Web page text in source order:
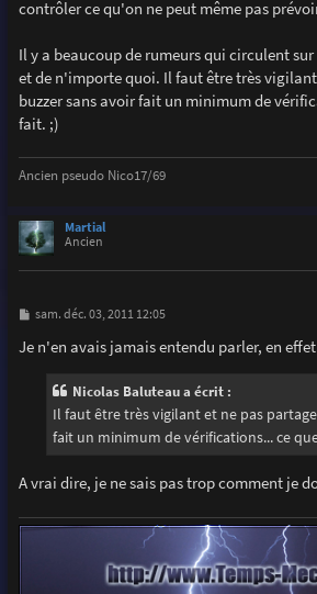
contrôler ce qu'on ne peut même pas
Il y a beaucoup de rumeurs qui circulent
et de n'importe quoi. Il faut être très
buzzer sans avoir fait un minimum de
fait. ;)
Ancien pseudo Nico17/69
Martial
Ancien
M
s
s
sam. déc. 03, 2011 12:05
Je n'en avais jamais entendu parler, en
Nicolas Baluteau a écrit :
Il faut être très vigilant et ne pas
fait un minimum de vérifications... ce
A vrai dire, je ne sais pas trop comment je